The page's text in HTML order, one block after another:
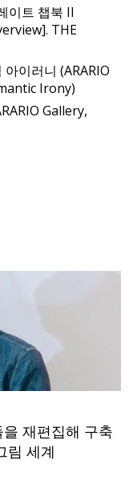
이트 챕북 II
THE
이러니 (ARARIO
Irony)
Gallery,
재편집해 구축
림 세계